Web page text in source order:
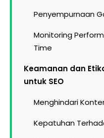
Penyempurnaan
Monitoring
Time
Keamanan dan
untuk SEO
Menghindari
Kepatuhan